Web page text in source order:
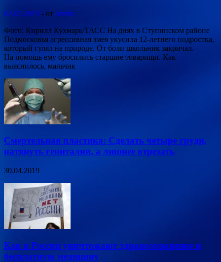
02.05.2019 - от admin
Фото: Кирилл Кухмарь/ТАСС На днях в Ступинском районе
Подмосковья агрессивная змея укусила 12-летнего подростка,
который гулял на природе. От боли школьник закричал.
На помощь ему бросились старшие товарищи. Как
выяснилось, мальчик
Смертельная пластика: Сделать четыре груди,
натянуть гениталии, а лишнее отрезать
30.04.2019
Как в России уничтожают здравоохранение и
бесплатную медицину